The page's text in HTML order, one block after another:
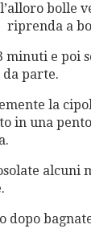
bolle
riprenda a
minuti e poi
da parte.
la
in una
alcuni
dopo